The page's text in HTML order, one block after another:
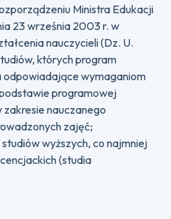
Ministra Edukacji
23 września 2003 r. w
nauczycieli (Dz. U.
których program
odpowiadające wymaganiom
programowej
nauczanego
zajęć;
wyższych, co najmniej
(studia